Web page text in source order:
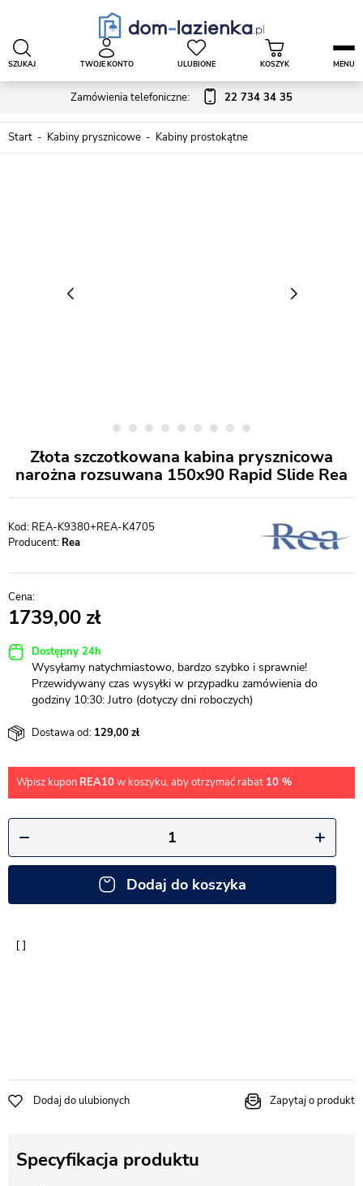
Zamówienia telefoniczne: 22 734 34 35
SZUKAJ TWOJE KONTO ULUBIONE KOSZYK MENU
Start Kabiny prysznicowe Kabiny prostokątne
Złota szczotkowana kabina prysznicowa
narożna rozsuwana 150x90 Rapid Slide Rea
REA-K9380+REA-K4705
Producent: Rea
1739,00
Dostępny 24h
Wysyłamy natychmiastowo, bardzo szybko i sprawnie!
Przewidywany czas wysyłki w przypadku zamówienia do
godziny 10:30: Jutro (dotyczy dni roboczych)
Dostawa od: 129,00
Wpisz kupon REA10w koszyku, aby otrzymać rabat 10 %
Dodaj do koszyka
Dodaj do ulubionych Zapytaj o produkt
Specyfikacja produktu